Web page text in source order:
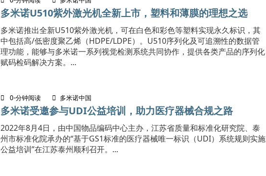
多米诺U510紫外激光机全新上市，塑料和薄膜的理想之选
多米诺推出全新U510紫外激光机，可在白色和彩色等塑料实现永久标识，其
中包括高/低密度聚乙烯（HDPE/LDPE）。U510序列化及可追溯性的数据管
理功能，能够与多米诺一系列视觉检测系统共同协作，提供各类产品的序列化
赋码检码解决方案。...
0-分钟阅读 多米诺中国
多米诺受邀参与UDI公益培训，助力医疗器械合规之路
2022年8月4日，由中国物品编码中心主办，江苏省质量和标准化研究院、泰
州市标准化院承办的“基于GS1标准的医疗器械唯一标识（UDI）系统规则实施
公益培训”在江苏泰州顺利召开。...